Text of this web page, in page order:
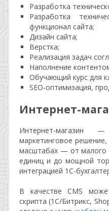
Разработка
Разработка
функционал сайта;
Дизайн сайта;
Верстка;
Реализация задач
Наполнение
Обучающий курс для
SEO-оптимизация,
Интернет-
Интернет-магазин
маркетинговое
масштабах — от малого
единиц и до мощной
интеграцией 1С-
В качестве CMS
скрипта (1C/Битрикc,